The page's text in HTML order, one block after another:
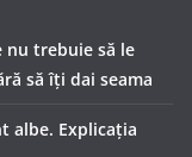
nu trebuie să le
să îţi dai seama
albe. Explicația